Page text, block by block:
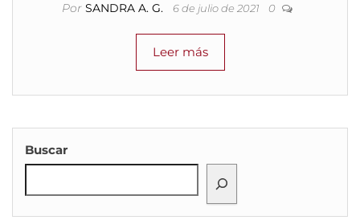
Por SANDRA A. G. 6 de julio de 2021 0
Leer más
Buscar